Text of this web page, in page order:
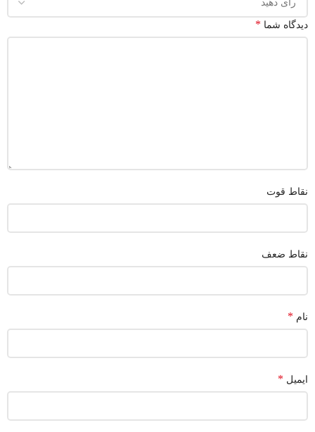
دیدگاه شما *
نقاط قوت
نقاط ضعف
نام *
ایمیل *